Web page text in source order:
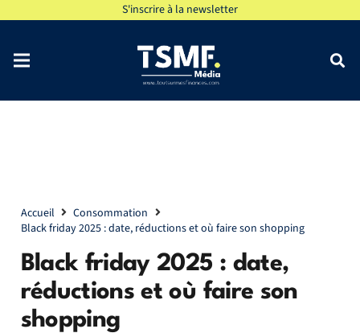
S'inscrire à la newsletter
Accueil
Consommation
Black friday 2025 : date, réductions et où faire son shopping
Black friday 2025 : date,
réductions et où faire son
shopping